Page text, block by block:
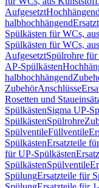
AufgesetztHochhängend
halbhochhängend
Spülkästen für WCs,
Spülkästen für WCs,
AufgesetztSpülrohre
AP-Spülkästen
halbhochhängend
ZubehörAnschlüsse
Rosetten und
SpülkästenSigma UP-
SpülkästenSpülrohre
SpülventileFüllventile
SpülkästenErsatzteile
für UP-Spülkästen
SpülkästenSpülventile
SpülungErsatzteile für